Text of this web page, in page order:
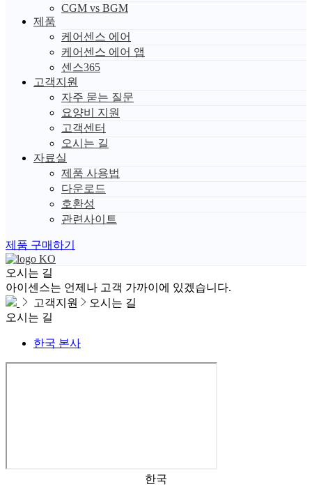
CGM vs BGM
제품
케어센스 에어
케어센스 에어 앱
센스365
고객지원
자주 묻는 질문
요양비 지원
고객센터
오시는 길
자료실
제품 사용법
다운로드
호환성
관련사이트
제품 구매하기
KO
오시는 길
아이센스는 언제나 고객 가까이에 있겠습니다.
고객지원
오시는 길
오시는 길
한국 본사
한국